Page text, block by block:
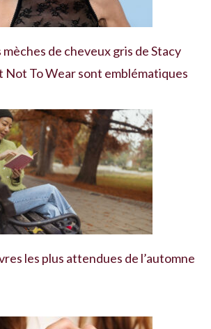
de cheveux gris de Stacy
Not To Wear sont emblématiques
les plus attendues de l’automne